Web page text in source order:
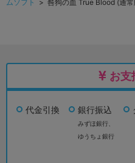
ムソフト
> 咎狗の血 True Blood (通常
お支
代金引換 銀行振込
みずほ銀行、
ゆうちょ銀行